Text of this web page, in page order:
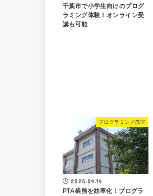
千葉市で小学生向けのプログ
ラミング体験！オンライン受
講も可能
プログラミング教室
2025.09.14
PTA業務を効率化！プログラ